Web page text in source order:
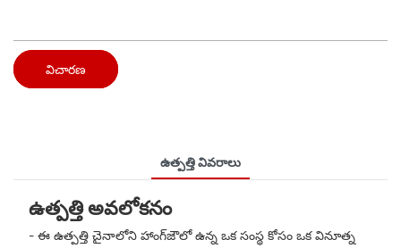
విచారణ
ఉత్పత్తి వివరాలు
ఉత్పత్తి అవలోకనం
- ఈ ఉత్పత్తి చైనాలోని హాంగ్‌జౌలో ఉన్న ఒక సంస్థ కోసం ఒక వినూత్న